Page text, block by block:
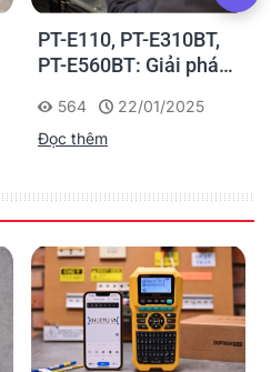
PT-E110, PT-E310BT,
PT-E560BT: Giải pháp
nghiệp của Brother
564
22/01/2025
Đọc thêm